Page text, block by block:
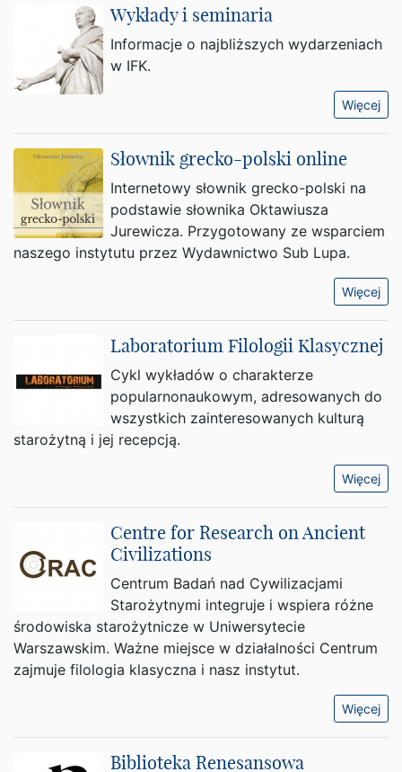
Wykłady i seminaria
Informacje o najbliższych wydarzeniach
w IFK.
Więcej
Słownik grecko-polski online
Internetowy słownik grecko-polski na
podstawie słownika Oktawiusza
Jurewicza. Przygotowany ze wsparciem
naszego instytutu przez Wydawnictwo Sub Lupa.
Więcej
Laboratorium Filologii Klasycznej
Cykl wykładów o charakterze
popularnonaukowym, adresowanych do
wszystkich zainteresowanych kulturą
starożytną i jej recepcją.
Więcej
Centre for Research on Ancient
Civilizations
Centrum Badań nad Cywilizacjami
Starożytnymi integruje i wspiera różne
środowiska starożytnicze w Uniwersytecie
Warszawskim. Ważne miejsce w działalności Centrum
zajmuje filologia klasyczna i nasz instytut.
Więcej
Biblioteka Renesansowa